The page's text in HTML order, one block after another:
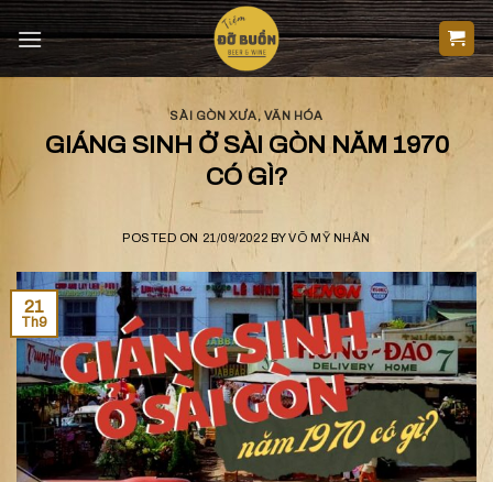
Skip
to
content
SÀI GÒN XƯA, VĂN HÓA
GIÁNG SINH Ở SÀI GÒN NĂM 1970
CÓ GÌ?
POSTED ON 21/09/2022 BYVÕ MỸ NHÂN
21
Th9